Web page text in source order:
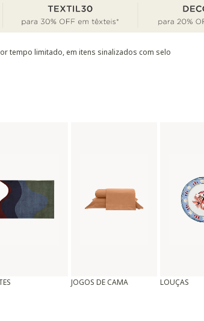
tempo limitado, em itens sinalizados com selo
JOGOS DE CAMA LOUÇAS